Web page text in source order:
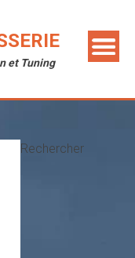
et Tuning
Rechercher